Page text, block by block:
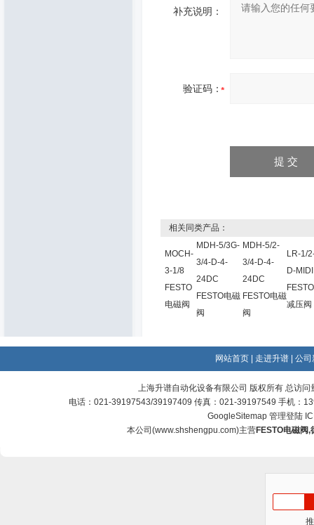
补充说明：
验证码：
相关同类产品：
MOCH-
3-1/8
FESTO
电磁阀
MDH-5/3G-
3/4-D-4-
24DC
FESTO电磁
阀
MDH-5/2-
3/4-D-4-
24DC
FESTO电磁
阀
LR-1/
D-MIDI
FESTO
减压阀
网站首页 走进升谱 公司
上海升谱自动化设备有限公司 版权所有 总访问
电话：021-39197543/39197409 传真：021-39197549 手机：
GoogleSitemap 管理登陆
本公司(www.shshengpu.com)主营FESTO电磁阀,